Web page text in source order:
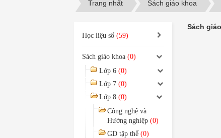
Trang nhất Sách giáo khoa
Sách
Học liệu số (59)
Sách giáo khoa (0)
Lớp 6 (0)
Lớp 7 (0)
Lớp 8 (0)
Công nghệ và
Hướng nghiệp (0)
GD tập thể (0)